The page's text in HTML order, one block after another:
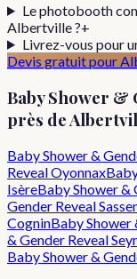
Le photobooth
Albertville ?+
Livrez-vous pour
Devis gratuit pour
Baby Shower &
près de
Baby Shower &
RevealOyonnax
IsèreBaby Shower &
Gender Reveal
CogninBaby Shower
& Gender Reveal
Baby Shower &